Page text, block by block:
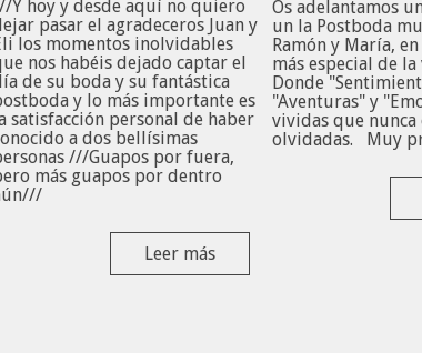
Y hoy y desde aquí no quiero
pasar el agradeceros Juan y
los momentos inolvidables
nos habéis dejado captar el
de su boda y su fantástica
y lo más importante es
satisfacción personal de haber
a dos bellísimas
///Guapos por fuera,
más guapos por dentro
Leer más
Os adelantamos
un la Postboda
Ramón y María,
más especial de
Donde
"Aventuras" y
vividas que
olvidadas. Muy